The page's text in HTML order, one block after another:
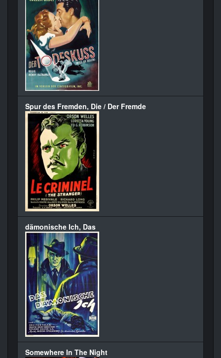
Spur des Fremden, Die / Der Fremde
dämonische Ich, Das
Somewhere In The Night